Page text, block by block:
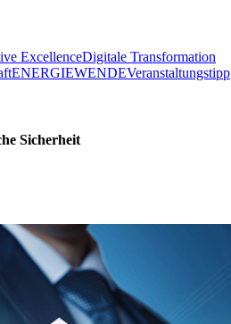
ExcellenceDigitale Transformation
ENERGIEWENDEVeranstaltungstipp
Sicherheit